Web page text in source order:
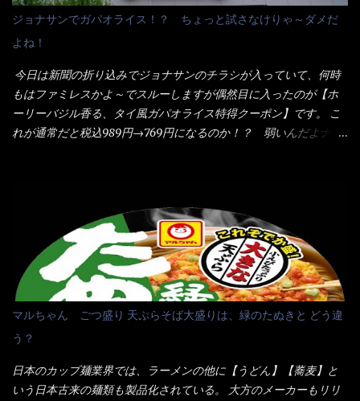
の旨味に数種類の唐辛子、ニンニクを加えた辛さとコクが凝縮さ
れた醤油ベースのスープです。 調味油に赤ラー油とごま油を使用
することに風味と辛さを引き立たせています。 調味油をスープ
全体に馴染ませるために、箸で麺と具を持ち上げて・・・ ええや
ないかぁ～ モヤシが黒豆モヤシだから細身で熱を加えてもへた
りづらい！（緑豆モヤシだと太くて熱加えるとダラーっとなるん
だよ） それに細ストレート麺とモヤシが良いバランスで・・・
韮の緑と卵の黄色も相まって・・・映える...
ろう） 早速タバスコを振りかけて食べてみると・・・結構美味し
いよ！ 久しぶりだな～ホワイトソースとマカロニの絡まった食
感・・・懐かしい～ 今回ダイソーのカレー用のスプーンを使って
みたら、これが凄くうまくすくえるんだよねぇ～（このスプーン
当たりだね） 今回新作のグラタンを頂きましたが、まずまずの美
味しさとダイソーのカレースプーンの。すくい上げ力の良さを再
度認識できました。
ジョナサンでガパオライス！？ ちょっと試さなけりゃ～ダメだ
よね！
今日は新聞の折り込みでジョナサンのチラシが入っていて、何時
もはファミレスかよ～でスルーしますが偶然目に入ったのが【ホ
ーリーバジル香る、タイ風ガパオライス特得クーポン】です。 こ
れが通常だと税込989円→769円になるのか！？ 弱いんだよナァ
に行っても同じメニュー同じ味のファミレスには行きません。 最
近は、ステーキガストに試しに行ったぐらいです。（肉が喰いた
くて） しかし最近のファミレスは合理化が進み、店員さんもフロ
ア担当は2人程度しか居ないんだよねぇ～ それに注文はタッチパ
ネル！！ 凄いよなぁ～ 20年位前は、フロア担当だけでも5人は
居たと思うけど・・・ 判らず店員さんを呼ぶピンポンを・・・ク
ーポンなんだけどと伝えると、丁寧にタッチパネルで～と教えて
くれたが、何故かタッチパネルがクーポンを受け付けない！！ 店
員さんも、アレー？といいながら私が受け付けますので・・・と
消えていった。 タッチパネルのやつ、安いのは嫌うんだな！？こ
マルちゃん ごつ盛り 天ぷらそば大盛りは、緑のたぬきと どう違
う？
日本のカップ麺業界では、ラーメンの他に【うどん】【蕎麦】と
いう日本古来の麺類も製品化されている。 大方のメーカーもリリ